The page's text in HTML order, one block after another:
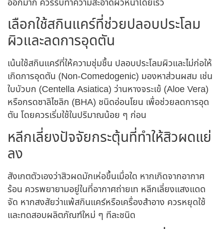
เลือกใช้สกินแคร์ที่ช่วยปลอบประโลม
ผิวและลดการอุดตัน
เน้นใช้สกินแคร์ที่ให้ความชุ่มชื้น ปลอบประโลมผิวและไม่ก่อให้
เกิดการอุดตัน (Non-Comedogenic) มองหาส่วนผสม เช่น
ใบบัวบก (Centella Asiatica) ว่านหางจระเข้ (Aloe Vera)
หรือกรดซาลิไซลิก (BHA) ชนิดอ่อนโยน เพื่อช่วยลดการอุด
ตัน โดยควรเริ่มใช้ในปริมาณน้อย ๆ ก่อน
หลีกเลี่ยงปัจจัยกระตุ้นที่ทำให้สิวผดแย่
ลง
สังเกตตัวเองว่าสิวผดมักเห่อขึ้นเมื่อใด หากเกิดจากอากาศ
ร้อน ควรพยายามอยู่ในที่อากาศถ่ายเท หลีกเลี่ยงแสงแดด
จัด หากสงสัยว่าแพ้สกินแคร์หรือเครื่องสำอาง ควรหยุดใช้
และทดสอบผลิตภัณฑ์ใหม่ ๆ ทีละชนิด